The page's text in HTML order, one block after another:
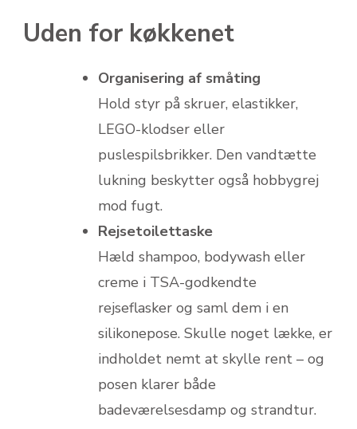
Uden for køkkenet
Organisering af småting
Hold styr på skruer, elastikker,
LEGO-klodser eller
puslespilsbrikker. Den vandtætte
lukning beskytter også hobbygrej
mod fugt.
Rejsetoilettaske
Hæld shampoo, bodywash eller
creme i TSA-godkendte
rejseflasker og saml dem i en
silikonepose. Skulle noget lække, er
indholdet nemt at skylle rent – og
posen klarer både
badeværelsesdamp og strandtur.